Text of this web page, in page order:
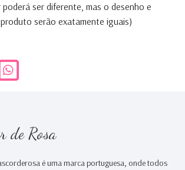
ser diferente, mas o desenho e
serão exatamente iguais)
de Rosa
é uma marca portuguesa, onde todos